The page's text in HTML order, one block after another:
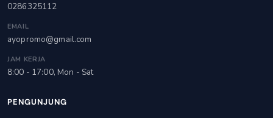
0286325112
EMAIL
ayopromo@gmail.com
JAM KERJA
8:00 - 17:00, Mon - Sat
PENGUNJUNG